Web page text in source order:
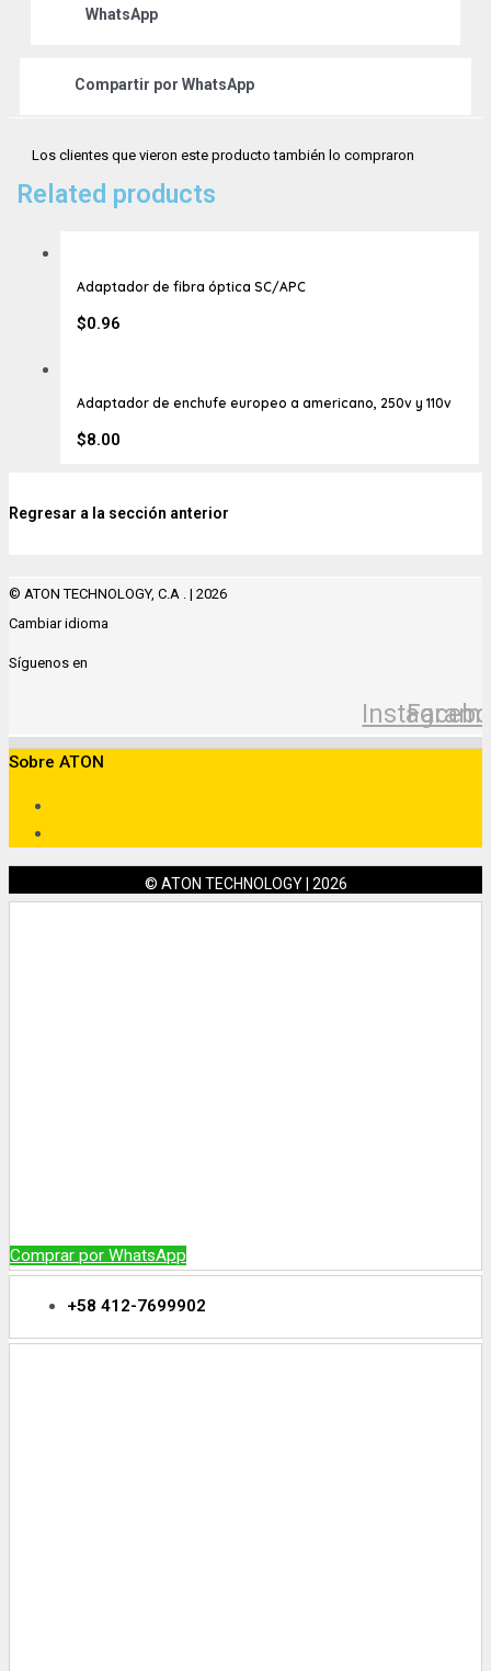
WhatsApp
Compartir por WhatsApp
Los clientes que vieron este producto también lo compraron
Related products
Adaptador de fibra óptica SC/APC
$0.96
Adaptador de enchufe europeo a americano, 250v y 110v
$8.00
Regresar a la sección anterior
© ATON TECHNOLOGY, C.A . | 2026
Cambiar idioma
Síguenos en
Instagram
Sobre ATON
© ATON TECHNOLOGY | 2026
Comprar por WhatsApp
+58 412-7699902